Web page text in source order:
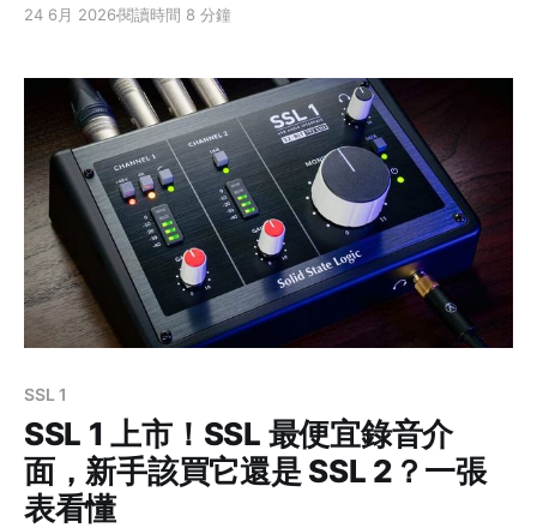
差異不小。這篇用一張表幫你快速搞懂差在哪、該不該升
碰到的差異。 先給結論：新手或要多軌後製就上
P4next，舊用戶不必急著換 PodTrak P4（舊版）
PodTrak P4next（新版） XLR註1 麥克風輸入4 軌4 軌
獨立耳機輸出4 組4 組 錄音規格註216-bit／44.1kHz24-
bit／48kHz 接電腦（USB 介面）2 進 2 出（一條混音）
12
24 6月 2026閱讀時間 8 分鐘
SSL 1
SSL 1 上市！SSL 最便宜錄音介
面，新手該買它還是 SSL 2？一張
表看懂